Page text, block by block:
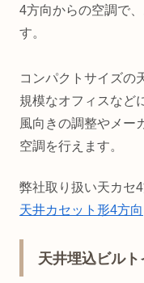
4方向からの空調で
す。
コンパクトサイズの
規模なオフィスなど
風向きの調整やメー
空調を行えます。
弊社取り扱い天カセ
天井カセット形4方向
天井埋込ビルト